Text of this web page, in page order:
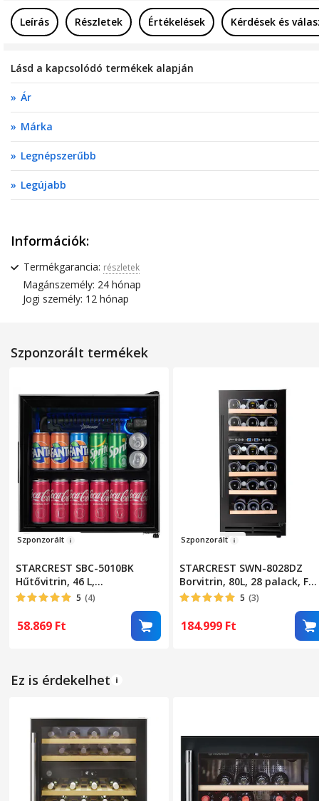
Információk:
Termékgarancia: részletek
Magánszemély: 24 hónap
Jogi személy: 12 hónap
Leírás Részletek Értékelések Kérdések és
Lásd a kapcsolódó termékek alapján
Ár
Márka
Legnépszerűbb
Legújabb
Szponzorált termékek
Szponzorált
STARCREST SBC-5010BK
Hűtővitrin, 46 L,
Hőmérsékletszabályozás,
Üvegajtó, Magasság 48, 8
cm, Fekete
5 (4)
58.869 Ft
Szponzorált
STARCREST SWN-8028DZ
Borvitrin, 80L, 28 palack, F
osztály, Bükkfa polcok,
Elektronikus vezérlés,
2 hűtőzóna, LED belső
világítás, Magasság 85,5
5 (3)
184.999 Ft
Ez is érdekelhet